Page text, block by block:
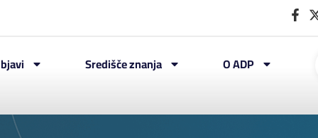
Središče znanja O ADP